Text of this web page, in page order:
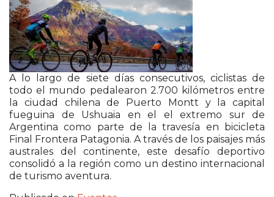
A lo largo de siete días consecutivos, ciclistas de
todo el mundo pedalearon 2.700 kilómetros entre
la ciudad chilena de Puerto Montt y la capital
fueguina de Ushuaia en el el extremo sur de
Argentina como parte de la travesía en bicicleta
Final Frontera Patagonia. A través de los paisajes más
australes del continente, este desafío deportivo
consolidó a la región como un destino internacional
de turismo aventura.